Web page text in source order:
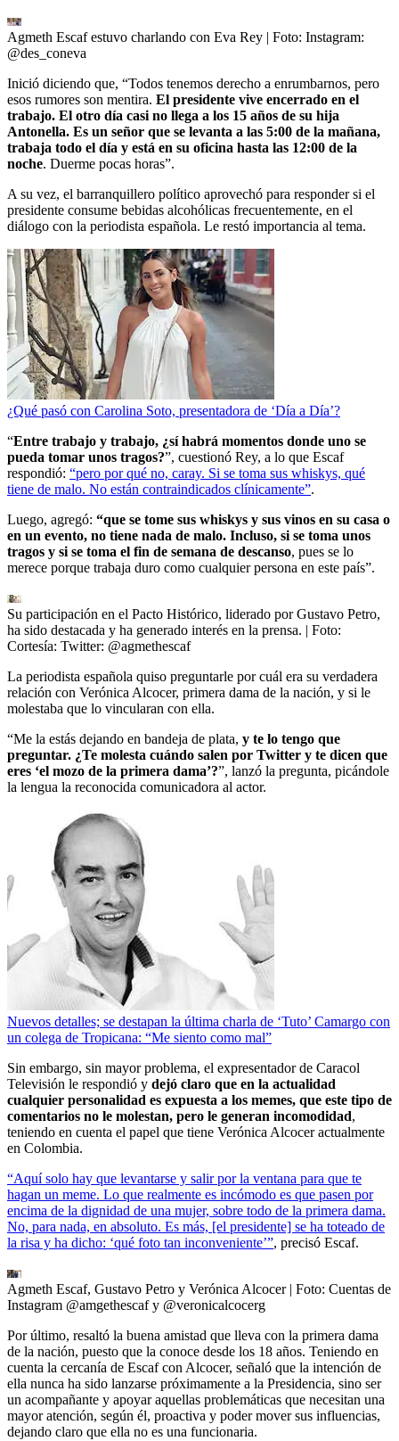
Agmeth Escaf estuvo charlando con Eva Rey | Foto: Instagram:
@des_coneva
Inició diciendo que, “Todos tenemos derecho a enrumbarnos, pero
esos rumores son mentira. El presidente vive encerrado en el
trabajo. El otro día casi no llega a los 15 años de su hija
Antonella. Es un señor que se levanta a las 5:00 de la mañana,
trabaja todo el día y está en su oficina hasta las 12:00 de la
noche. Duerme pocas horas”.
A su vez, el barranquillero político aprovechó para responder si el
presidente consume bebidas alcohólicas frecuentemente, en el
diálogo con la periodista española. Le restó importancia al tema.
¿Qué pasó con Carolina Soto, presentadora de ‘Día a Día’?
“Entre trabajo y trabajo, ¿sí habrá momentos donde uno se
pueda tomar unos tragos?”, cuestionó Rey, a lo que Escaf
respondió: “pero por qué no, caray. Si se toma sus whiskys, qué
tiene de malo. No están contraindicados clínicamente”.
Luego, agregó: “que se tome sus whiskys y sus vinos en su casa o
en un evento, no tiene nada de malo. Incluso, si se toma unos
tragos y si se toma el fin de semana de descanso, pues se lo
merece porque trabaja duro como cualquier persona en este país”.
Su participación en el Pacto Histórico, liderado por Gustavo Petro,
ha sido destacada y ha generado interés en la prensa. | Foto:
Cortesía: Twitter: @agmethescaf
La periodista española quiso preguntarle por cuál era su verdadera
relación con Verónica Alcocer, primera dama de la nación, y si le
molestaba que lo vincularan con ella.
“Me la estás dejando en bandeja de plata, y te lo tengo que
preguntar. ¿Te molesta cuándo salen por Twitter y te dicen que
eres ‘el mozo de la primera dama’?”, lanzó la pregunta, picándole
la lengua la reconocida comunicadora al actor.
Nuevos detalles; se destapan la última charla de ‘Tuto’ Camargo con
un colega de Tropicana: “Me siento como mal”
Sin embargo, sin mayor problema, el expresentador de Caracol
Televisión le respondió y dejó claro que en la actualidad
cualquier personalidad es expuesta a los memes, que este tipo de
comentarios no le molestan, pero le generan incomodidad,
teniendo en cuenta el papel que tiene Verónica Alcocer actualmente
en Colombia.
“Aquí solo hay que levantarse y salir por la ventana para que te
hagan un meme. Lo que realmente es incómodo es que pasen por
encima de la dignidad de una mujer, sobre todo de la primera dama.
No, para nada, en absoluto. Es más, [el presidente] se ha toteado de
la risa y ha dicho: ‘qué foto tan inconveniente’”, precisó Escaf.
Agmeth Escaf, Gustavo Petro y Verónica Alcocer | Foto: Cuentas de
Instagram @amgethescaf y @veronicalcocerg
Por último, resaltó la buena amistad que lleva con la primera dama
de la nación, puesto que la conoce desde los 18 años. Teniendo en
cuenta la cercanía de Escaf con Alcocer, señaló que la intención de
ella nunca ha sido lanzarse próximamente a la Presidencia, sino ser
un acompañante y apoyar aquellas problemáticas que necesitan una
mayor atención, según él, proactiva y poder mover sus influencias,
dejando claro que ella no es una funcionaria.